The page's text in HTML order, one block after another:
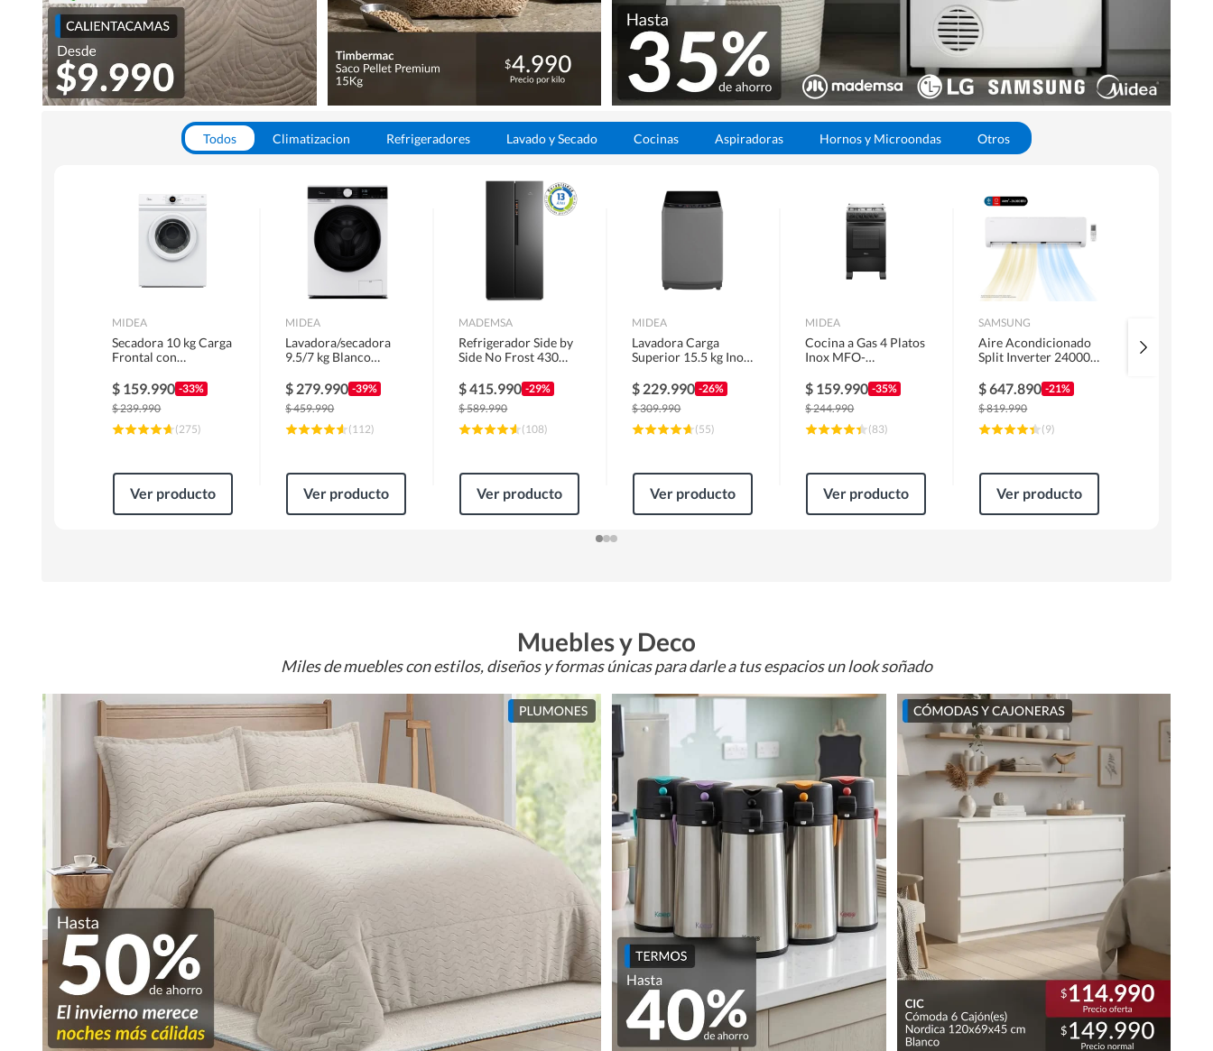
Todos Climatizacion Refrigeradores Lavado y Secado Cocinas Aspiradoras Hornos y Microondas Otros
MIDEA
Secadora 10 kg Carga
Frontal con
MD100A100/W2
$ 159.990 -33%
$239.990
(275)
Ver producto
MIDEA
Lavadora/secadora
9.5/7 kg Blanco
$ 279.990 -39%
$459.990
(112)
Ver producto
MADEMSA
Refrigerador Side by
Side No Frost 430
MAS430B
$415.990 -29%
$589.990
(108)
Ver producto
MIDEA
Lavadora Carga
Superior 15.5 kg Inox
$ 229.990 -26%
$309.990
(55)
Ver producto
MIDEA
Cocina a Gas 4 Platos
Inox MFO-
$ 159.990 -35%
$244.990
(83)
Ver producto
SAMSUNG
Aire Acondicionado
Split Inverter 24000
$647.890 -21%
$819.990
(9)
Ver producto
Muebles y Deco
Miles de muebles con estilos, diseños y formas únicas para darle a tus espacios un look soñado